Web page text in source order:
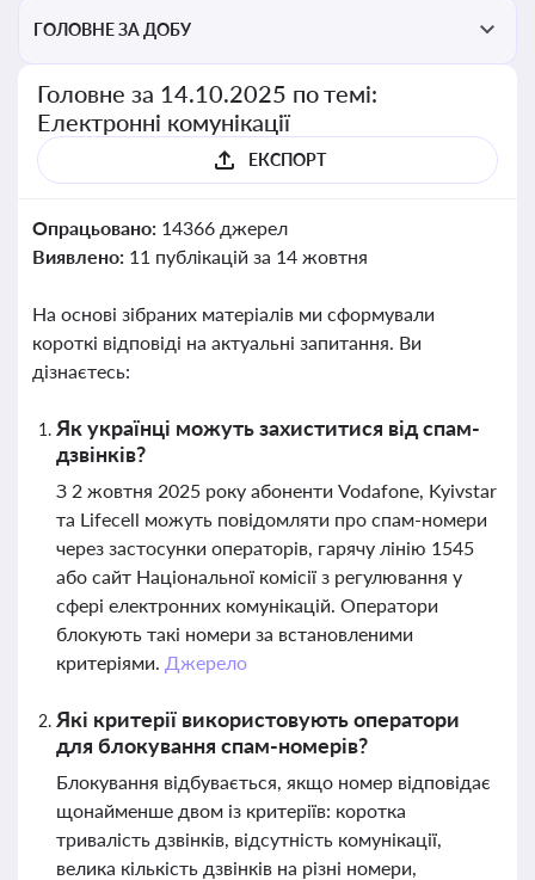
ГОЛОВНЕ ЗА ДОБУ
Головне за 14.10.2025 по темі:
Електронні комунікації
ЕКСПОРТ
Опрацьовано: 14366 джерел
Виявлено: 11 публікацій за 14 жовтня
На основі зібраних матеріалів ми сформували
короткі відповіді на актуальні запитання. Ви
дізнаєтесь:
Як українці можуть захиститися від спам-
дзвінків?
З 2 жовтня 2025 року абоненти Vodafone, Kyivstar
та Lifecell можуть повідомляти про спам-номери
через застосунки операторів, гарячу лінію 1545
або сайт Національної комісії з регулювання у
сфері електронних комунікацій. Оператори
блокують такі номери за встановленими
критеріями. Джерело
Які критерії використовують оператори
для блокування спам-номерів?
Блокування відбувається, якщо номер відповідає
щонайменше двом із критеріїв: коротка
тривалість дзвінків, відсутність комунікації,
велика кількість дзвінків на різні номери,